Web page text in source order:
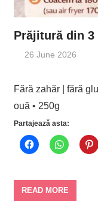
Prăjitură din
26 June 2026
Fără zahăr | fără
ouă • 250g
Partajează asta:
READ MORE